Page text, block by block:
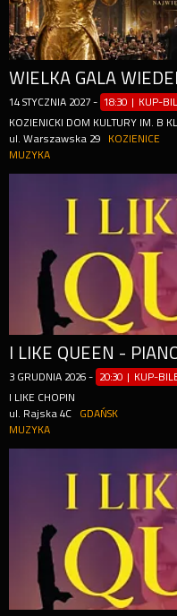
14 STYCZNIA 2027 - 18:30 | KUP-
KOZIENICKI DOM KULTURY IM. B
ul. Warszawska 29
KOZIENICE
MUZYKA
I LIKE QUEEN -
3 GRUDNIA 2026 - 20:30 | KUP-
I LIKE CHOPIN
ul. Rajska 4C
GDAŃSK
MUZYKA